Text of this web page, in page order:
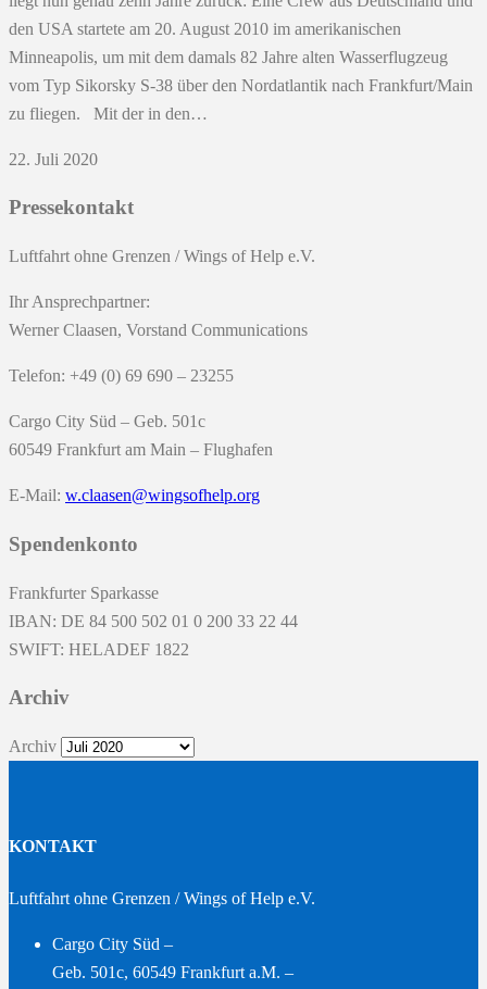
den USA startete am 20. August 2010 im amerikanischen
Minneapolis, um mit dem damals 82 Jahre alten Wasserflugzeug
vom Typ Sikorsky S-38 über den Nordatlantik nach Frankfurt/Main
zu fliegen. Mit der in den…
22. Juli 2020
Pressekontakt
Luftfahrt ohne Grenzen / Wings of Help e.V.
Ihr Ansprechpartner:
Werner Claasen, Vorstand Communications
Telefon: +49 (0) 69 690 – 23255
Cargo City Süd – Geb. 501c
60549 Frankfurt am Main – Flughafen
E-Mail: w.claasen@wingsofhelp.org
Spendenkonto
Frankfurter Sparkasse
IBAN: DE 84 500 502 01 0 200 33 22 44
SWIFT: HELADEF 1822
Archiv
Archiv
KONTAKT
Luftfahrt ohne Grenzen / Wings of Help e.V.
Cargo City Süd –
Geb. 501c, 60549 Frankfurt a.M. –